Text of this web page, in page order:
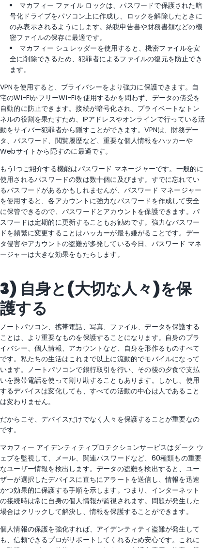
マカフィー ファイル ロックは、パスワードで保護された暗
号化ドライブをパソコン上に作成し、ロックを解除したときに
のみ表示されるようにします。納税申告書や財務書類などの機
密ファイルの保存に最適です。
マカフィー シュレッダーを使用すると、機密ファイルを安
全に削除できるため、犯罪者によるファイルの復元を防止でき
ます。
VPNを使用すると、プライバシーをより強力に保護できます。自
宅のWi-FiかフリーWi-Fiを使用するかを問わず、データの傍受を
自動的に防止できます。接続が暗号化され、プライベートなトン
ネルの役割を果たすため、IPアドレスやオンラインで行っている活
動をサイバー犯罪者から隠すことができます。VPNは、財務デー
タ、パスワード、閲覧履歴など、重要な個人情報をハッカーや
Webサイトから隠すのに最適です。
もう1つご紹介する機能はパスワード マネージャーです。一般的に
使用されるパスワードの数は数十個に及びます。すでに忘れてい
るパスワードがあるかもしれませんが、パスワード マネージャー
を使用すると、各アカウントに強力なパスワードを作成して安全
に保管できるので、パスワードとアカウントを保護できます。パ
スワードは定期的に更新することもお勧めです。強力なパスワー
ドを頻繁に変更することはハッカーが最も嫌がることです。デー
タ侵害やアカウントの盗難が多発している今日、パスワード マネ
ージャーは大きな効果をもたらします。
3) 自身と(大切な人々)を保
護する
ノートパソコン、携帯電話、写真、ファイル、データを保護する
ことは、より重要なものを保護することになります。自身のプラ
イバシー、個人情報、アカウントなど、自身を形作るものすべて
です。私たちの生活はこれまで以上に流動的でモバイルになって
います。ノートパソコンで銀行取引を行い、その後の夕食で支払
いを携帯電話を使って割り勘することもあります。しかし、使用
するデバイスは変化しても、すべての活動の中心は人であること
は変わりません。
だからこそ、デバイスだけでなく人々を保護することが重要なの
です。
マカフィー アイデンティティプロテクションサービスはダーク ウ
ェブを監視して、メール、関連パスワードなど、60種類もの重要
なユーザー情報を検出します。データの盗難を検出すると、ユー
ザーが選択したデバイスに直ちにアラートを送信し、情報を迅速
かつ効果的に保護する手順を示します。つまり、インターネット
の接続時は常に自身の個人情報が監視されます。問題が発生した
場合はクリックして解決し、情報を保護することができます。 ​ ​
個人情報の保護を強化すれば、アイデンティティ盗難が発生して
も、信頼できるプロがサポートしてくれるため安心です。これに